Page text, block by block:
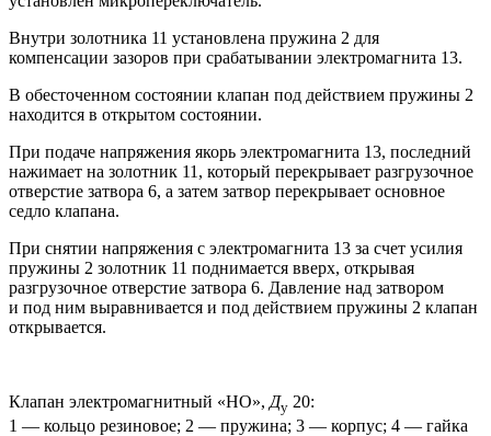
Внутри золотника 11 установлена пружина 2 для
компенсации зазоров при срабатывании электромагнита 13.
В обесточенном состоянии клапан под действием пружины 2
находится в открытом состоянии.
При подаче напряжения якорь электромагнита 13, последний
нажимает на золотник 11, который перекрывает разгрузочное
отверстие затвора 6, а затем затвор перекрывает основное
седло клапана.
При снятии напряжения с электромагнита 13 за счет усилия
пружины 2 золотник 11 поднимается вверх, открывая
разгрузочное отверстие затвора 6. Давление над затвором
и под ним выравнивается и под действием пружины 2 клапан
открывается.
Клапан электромагнитный «НО», Ду 20:
1 — кольцо резиновое; 2 — пружина; 3 — корпус; 4 — гайка